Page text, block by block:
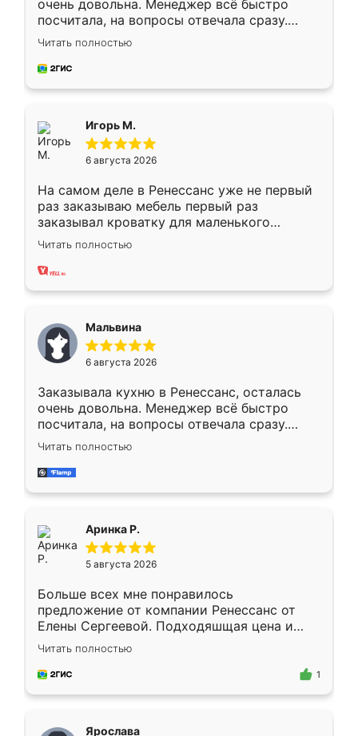
очень довольна. Менеджер всё быстро
посчитала, на вопросы отвечала сразу.
Замерщик приехал в субботу, подошёл к
делу со всей ответственностью. Собрали
за день, ребята работали аккуратно, даже
Читать полностью
Игорь М.
6 августа 2026
На самом деле в Ренессанс уже не первый
раз заказываю мебель первый раз
заказывал кроватку для маленького
ребёнка при его рождении ,во второй раз
заказал шкаф-купе. По качеству очень
хорошее сборка достаточно быстрая,
меньше, здесь же он более разнообразный.
Мне нравится ,если что-то потребуется из
мебели буду заказывать только здесь.
Читать полностью
Мальвина
6 августа 2026
Заказывала кухню в Ренессанс, осталась
очень довольна. Менеджер всё быстро
посчитала, на вопросы отвечала сразу.
Замерщик приехал в субботу, подошёл к
делу со всей ответственностью. Собрали
за день, ребята работали аккуратно, даже
Читать полностью
Аринка Р.
5 августа 2026
Больше всех мне понравилось
предложение от компании Ренессанс от
Елены Сергеевой. Подходяшщая цена и
короткие сроки изготовления. Приехавший
для замера сотрудник Владислав
предложил по моему эскизу самый
Читать полностью
1
Ярослава